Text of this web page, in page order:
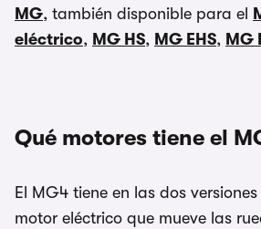
MG, también disponible para el
eléctrico, MG HS, MG EHS, MG
Qué motores tiene el
El MG4 tiene en las dos
motor eléctrico que mueve las